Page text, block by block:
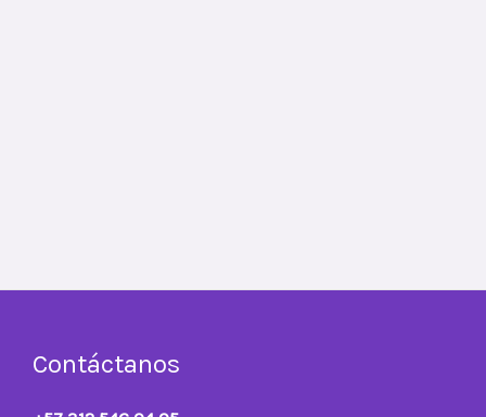
Contáctanos